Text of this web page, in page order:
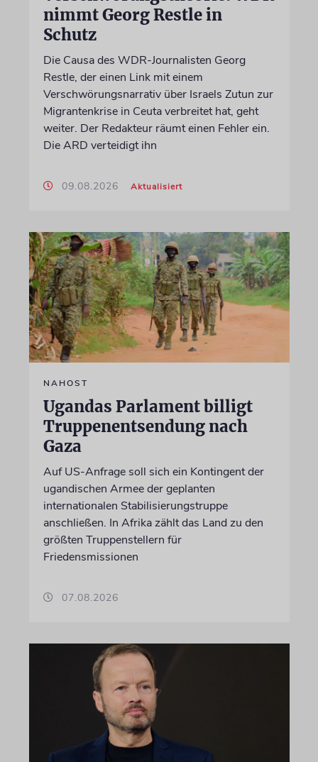
nimmt Georg Restle in
Schutz
Die Causa des WDR-Journalisten Georg
Restle, der einen Link mit einem
Verschwörungsnarrativ über Israels Zutun zur
Migrantenkrise in Ceuta verbreitet hat, geht
weiter. Der Redakteur räumt einen Fehler ein.
Die ARD verteidigt ihn
09.08.2026 Aktualisiert
NAHOST
Ugandas Parlament billigt
Truppenentsendung nach
Gaza
Auf US-Anfrage soll sich ein Kontingent der
ugandischen Armee der geplanten
internationalen Stabilisierungstruppe
anschließen. In Afrika zählt das Land zu den
größten Truppenstellern für
Friedensmissionen
07.08.2026